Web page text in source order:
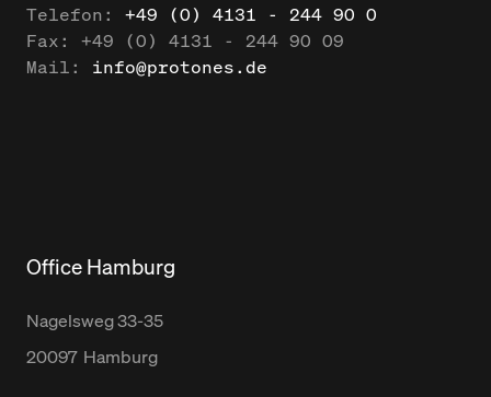
Telefon:
+49 (0) 4131 - 244 90 0
Fax:
+49 (0) 4131 - 244 90 09
Mail:
info@protones.de
Office Hamburg
Nagelsweg33-35
20097 Hamburg